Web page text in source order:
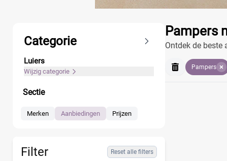
Categorie
Luiers
Wijzig categorie
Sectie
Merken Aanbiedingen Prijzen
Filter Reset alle filters
Pampers
Ontdek de
baby te maken.
Producten
Pampers